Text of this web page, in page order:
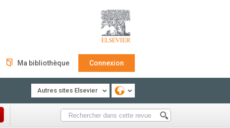
Ma bibliothèque Connexion
Autres sites Elsevier